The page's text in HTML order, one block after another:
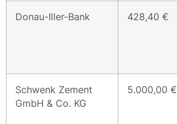
Donau-Iller-Bank 428,40 €
Schwenk Zement
GmbH & Co. KG
5.000,00 €